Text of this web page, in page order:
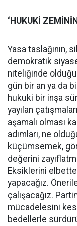
‘HUKUKİ
Yasa taslağının,
demokratik
niteliğinde
gün bir an ya da
hukuki bir inşa
yayılan
aşamalı olması
adımları, ne
küçümsemek,
değerini
Eksiklerini
yapacağız.
çalışacağız.
mücadelesini
bedellerle